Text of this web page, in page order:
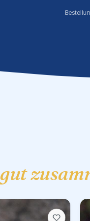
gut